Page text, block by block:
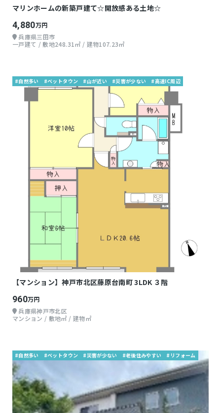
マリンホームの新築戸建て☆開放感ある土地☆
4,880万円
兵庫県三田市
一戸建て / 敷地248.31㎡ / 建物107.23㎡
#自然多い #ベットタウン #山が近い #災害が少ない #高速IC周辺
【マンション】神戸市北区藤原台南町 3LDK ３階
960万円
兵庫県神戸市北区
マンション / 敷地㎡ / 建物㎡
#自然多い #ベットタウン #災害が少ない #老後住みやすい #リフォーム